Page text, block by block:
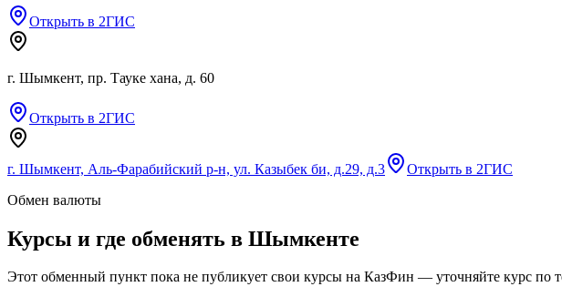
Открыть в 2ГИС
г. Шымкент, пр. Тауке хана, д. 60
Открыть в 2ГИС
г. Шымкент, Аль-Фарабийский р-н, ул. Казыбек би, д.29, д.3
Открыть в 2ГИС
Обмен валюты
Курсы и где обменять в Шымкенте
Этот обменный пункт пока не публикует свои курсы на КазФин — уточняйте курс по